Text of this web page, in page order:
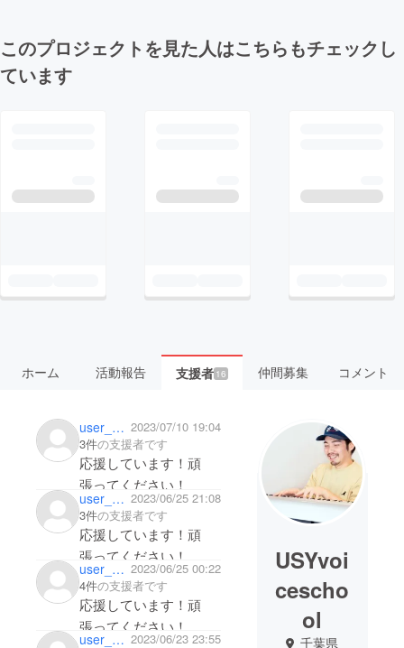
このプロジェクトを見た人はこちらもチェックし
ています
ホーム 活動報告 支援者 16 仲間募集 コメント
user_c5aa2676fbc4 2023/07/10 19:04
3件の支援者です
応援しています！頑
張ってください！
user_c5aa2676fbc4 2023/06/25 21:08
3件の支援者です
応援しています！頑
張ってください！
user_5506b2000554 2023/06/25 00:22
4件の支援者です
応援しています！頑
張ってください！
user_3e16eba95944 2023/06/23 23:55
USYvoi
cescho
ol
千葉県